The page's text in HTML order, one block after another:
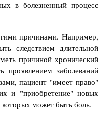
в болезненный процесс
причинами. Например,
следствием длительной
причиной хронический
заболеваний
пациент "имеет право"
и "приобретение" новых
может быть боль.